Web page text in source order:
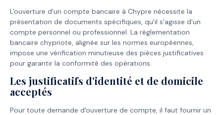
L'ouverture d'un compte bancaire à Chypre nécessite la
présentation de documents spécifiques, qu'il s'agisse d'un
compte personnel ou professionnel. La réglementation
bancaire chypriote, alignée sur les normes européennes,
impose une vérification minutieuse des pièces justificatives
pour garantir la conformité des opérations.
Les justificatifs d'identité et de domicile
acceptés
Pour toute demande d'ouverture de compte, il faut fournir un